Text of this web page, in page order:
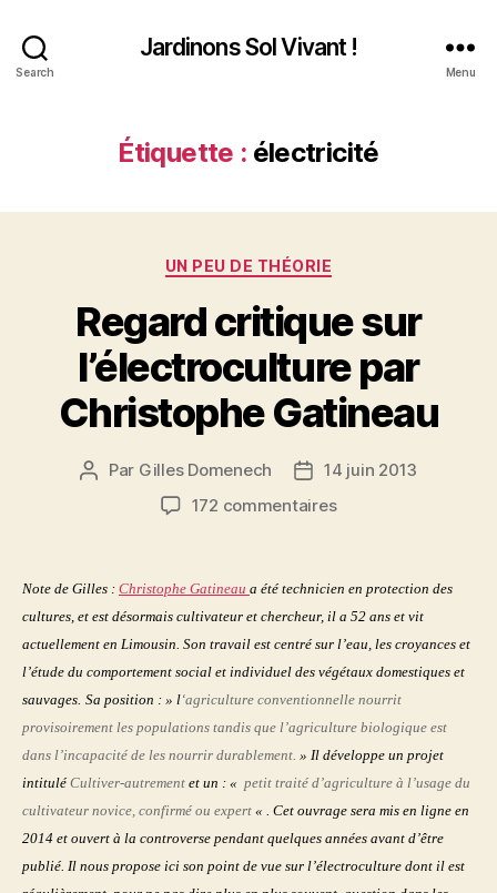
Search
Jardinons Sol Vivant !
Menu
Étiquette : électricité
Catégories
UN PEU DE THÉORIE
Regard critique sur
l’électroculture par
Christophe Gatineau
Auteur
Par Gilles Domenech
Date
de
14 juin 2013
172 commentairessur
l’électroculture
par
Christophe
Gatineau
Note de Gilles : Christophe Gatineau a été technicien en protection des
cultures, et est désormais cultivateur et chercheur, il a 52 ans et vit
actuellement en Limousin. Son travail est centré sur l’eau, les croyances et
l’étude du comportement social et individuel des végétaux domestiques et
sauvages. Sa position : » l‘agriculture conventionnelle nourrit
provisoirement les populations tandis que l’agriculture biologique est
dans l’incapacité de les nourrir durablement. » Il développe un projet
intitulé Cultiver-autrement et un : « petit traité d’agriculture à l’usage du
cultivateur novice, confirmé ou expert « . Cet ouvrage sera mis en ligne en
2014 et ouvert à la controverse pendant quelques années avant d’être
publié. Il nous propose ici son point de vue sur l’électroculture dont il est